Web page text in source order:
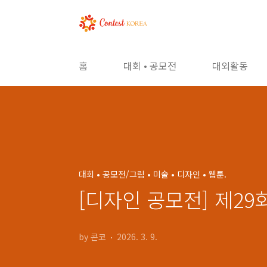
홈 대회 • 공모전 대외활동
대회 • 공모전/그림 • 미술 • 디자인 • 웹툰.
[디자인 공모전] 제29
by 콘코 2026. 3. 9.